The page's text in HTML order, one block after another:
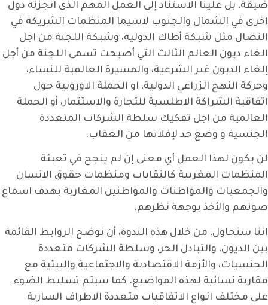
ضيقة، بل علينا الاستناد إلى العمل المهم الذي انجزته دول
اخرى في الشمال والجنوب لاسيما المنظمات الشريكة في
النضال مثل شبكة أطاك الدولية، وشبكة اللجنة من اجل
الغاء ديون العالم الثالث التي أصبحت تسمى اللجنة من أجل
إلغاء الديون غير الشرعية، والمسيرة العالمية للنساء،
وحركة النهج الزراعي الدولية، او الحملة الاوروبية حول
اتفاقية الشراكة الاطلسية للتجارة والاستثمار، أو الحملة
العالمية من اجل تفكيك سلطة الشركات المتعددة
الجنسية و وضع حد لإفلاتها من العقاب.
لن يكون لهذا العمل أي معنى إن لم ينجح في تعبئة
المنظمات المغربية كالنقابات ومنظمات حقوق الانسان
والجمعيات والمواطنات والمواطنين المغاربة بهدف اسماع
صوتهم والأخذ بوجهة نظرهم.
اننا سنحاول، من خلال هذه الندوة، أن نوضح الروابط القائمة
بين الديون، والتبادل الحر، وسلطة الشركات متعددة
الجنسيات، والأزمة الاقتصادية والاجتماعية والبيئية مع
مقاربة نسائية لهذه المواضيع. كما سيتم تسليط الضوء
على مختلف انواع الاتفاقيات متعددة الاطراف السارية